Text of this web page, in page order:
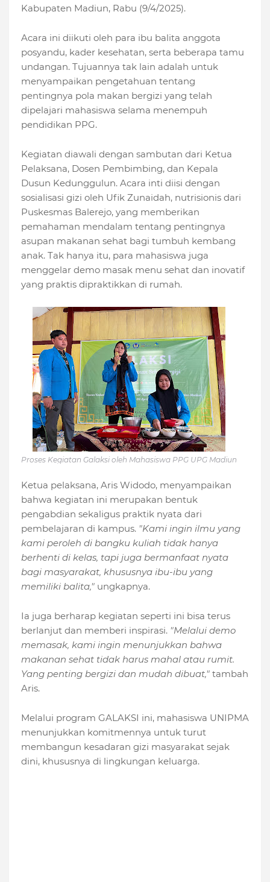
Kabupaten Madiun, Rabu (9/4/2025).
Acara ini diikuti oleh para ibu balita anggota
posyandu, kader kesehatan, serta beberapa tamu
undangan. Tujuannya tak lain adalah untuk
menyampaikan pengetahuan tentang
pentingnya pola makan bergizi yang telah
dipelajari mahasiswa selama menempuh
pendidikan PPG.
Kegiatan diawali dengan sambutan dari Ketua
Pelaksana, Dosen Pembimbing, dan Kepala
Dusun Kedunggulun. Acara inti diisi dengan
sosialisasi gizi oleh Ufik Zunaidah, nutrisionis dari
Puskesmas Balerejo, yang memberikan
pemahaman mendalam tentang pentingnya
asupan makanan sehat bagi tumbuh kembang
anak. Tak hanya itu, para mahasiswa juga
menggelar demo masak menu sehat dan inovatif
yang praktis dipraktikkan di rumah.
Proses Kegiatan Galaksi oleh Mahasiswa PPG UPG Madiun
Ketua pelaksana, Aris Widodo, menyampaikan
bahwa kegiatan ini merupakan bentuk
pengabdian sekaligus praktik nyata dari
pembelajaran di kampus. "Kami ingin ilmu yang
kami peroleh di bangku kuliah tidak hanya
berhenti di kelas, tapi juga bermanfaat nyata
bagi masyarakat, khususnya ibu-ibu yang
memiliki balita," ungkapnya.
Ia juga berharap kegiatan seperti ini bisa terus
berlanjut dan memberi inspirasi. "Melalui demo
memasak, kami ingin menunjukkan bahwa
makanan sehat tidak harus mahal atau rumit.
Yang penting bergizi dan mudah dibuat," tambah
Aris.
Melalui program GALAKSI ini, mahasiswa UNIPMA
menunjukkan komitmennya untuk turut
membangun kesadaran gizi masyarakat sejak
dini, khususnya di lingkungan keluarga.